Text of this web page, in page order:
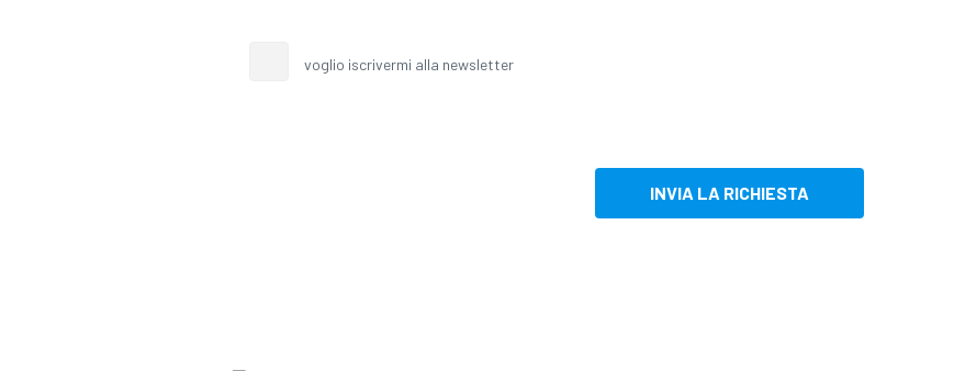
voglio iscrivermi alla newsletter
INVIA LA RICHIESTA